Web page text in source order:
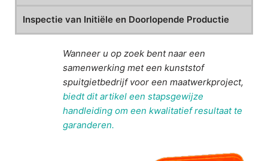
Inspectie van Initiële en Doorlopende Productie
Wanneer u op zoek bent naar een
samenwerking met een kunststof
spuitgietbedrijf voor een maatwerkproject,
biedt dit artikel een stapsgewijze
handleiding om een kwalitatief resultaat te
garanderen.